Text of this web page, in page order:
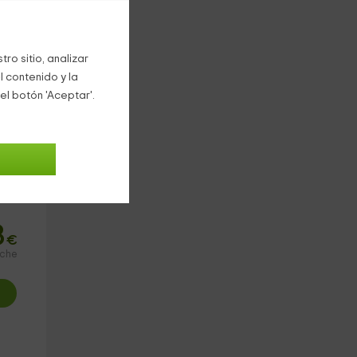
sitio, analizar
contenido y la
botón 'Aceptar'.
€